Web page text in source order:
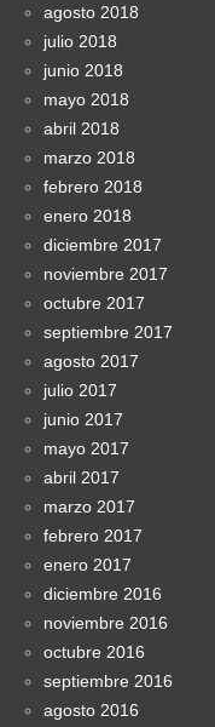
agosto 2018
julio 2018
junio 2018
mayo 2018
abril 2018
marzo 2018
febrero 2018
enero 2018
diciembre 2017
noviembre 2017
octubre 2017
septiembre 2017
agosto 2017
julio 2017
junio 2017
mayo 2017
abril 2017
marzo 2017
febrero 2017
enero 2017
diciembre 2016
noviembre 2016
octubre 2016
septiembre 2016
agosto 2016